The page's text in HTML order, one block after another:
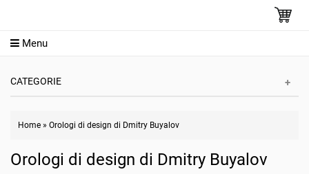
Menu
CATEGORIE
Home » Orologi di design di Dmitry Buyalov
Orologi di design di Dmitry Buyalov